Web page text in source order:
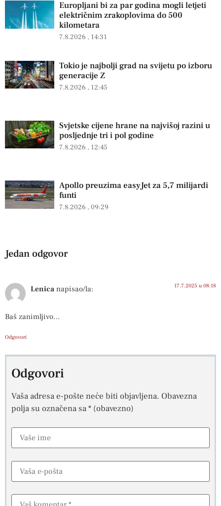
Europljani bi za par godina mogli letjeti
električnim zrakoplovima do 500
kilometara
7.8.2026 14:31
Tokio je najbolji grad na svijetu po izboru
generacije Z
7.8.2026 12:45
Svjetske cijene hrane na najvišoj razini u
posljednje tri i pol godine
7.8.2026 12:45
Apollo preuzima easyJet za 5,7 milijardi
funti
7.8.2026 09:29
Jedan odgovor
Lenica napisao/la: 17.7.2025 u 08:18
Baš zanimljivo…
Odgovori
Odgovori
Vaša adresa e-pošte neće biti objavljena. Obavezna
polja su označena sa* (obavezno)